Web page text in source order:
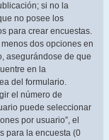
si no la
no posee los
para crear encuestas.
dos opciones en
asegurándose de que
en la
del formulario.
el número de
puede seleccionar
por usuario”, el
para la encuesta (0